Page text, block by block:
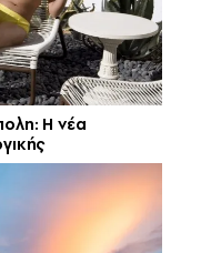
Η νέα